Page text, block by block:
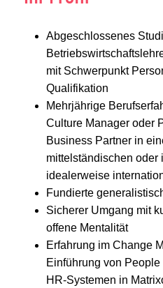
Abgeschlossenes
mit Schwerpunkt
Qualifikation
Mehrjährige
Culture Manager oder
Business Partner in
mittelständischen oder
idealerweise
Fundierte
Sicherer Umgang mit
offene Mentalität
Erfahrung im Change
Einführung von
HR-Systemen in